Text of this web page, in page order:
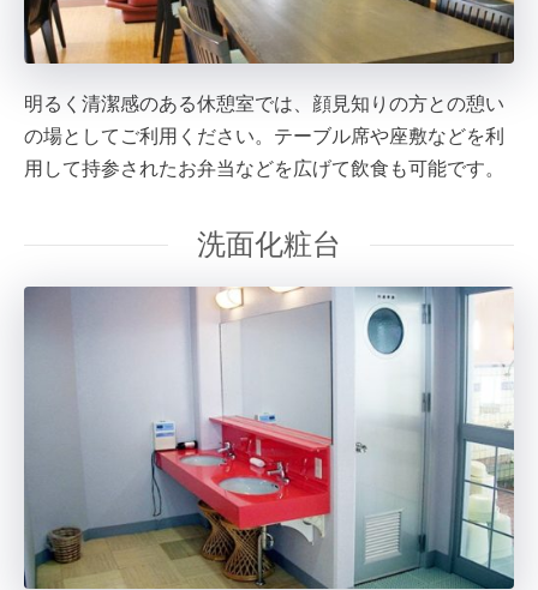
明るく清潔感のある休憩室では、顔見知りの方との憩い
の場としてご利用ください。テーブル席や座敷などを利
用して持参されたお弁当などを広げて飲食も可能です。
洗面化粧台